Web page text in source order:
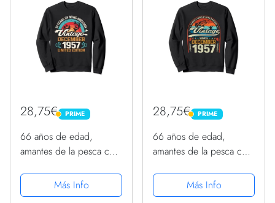
28,75€ PRIME
PRIME
66 años de edad,
amantes de la pesca con
1957 - cumpleaños 66
Sudadera
Más Info
28,75€ PRIME
PRIME
66 años de edad,
amantes de la pesca con
1957 - cumpleaños 66
Sudadera
Más Info